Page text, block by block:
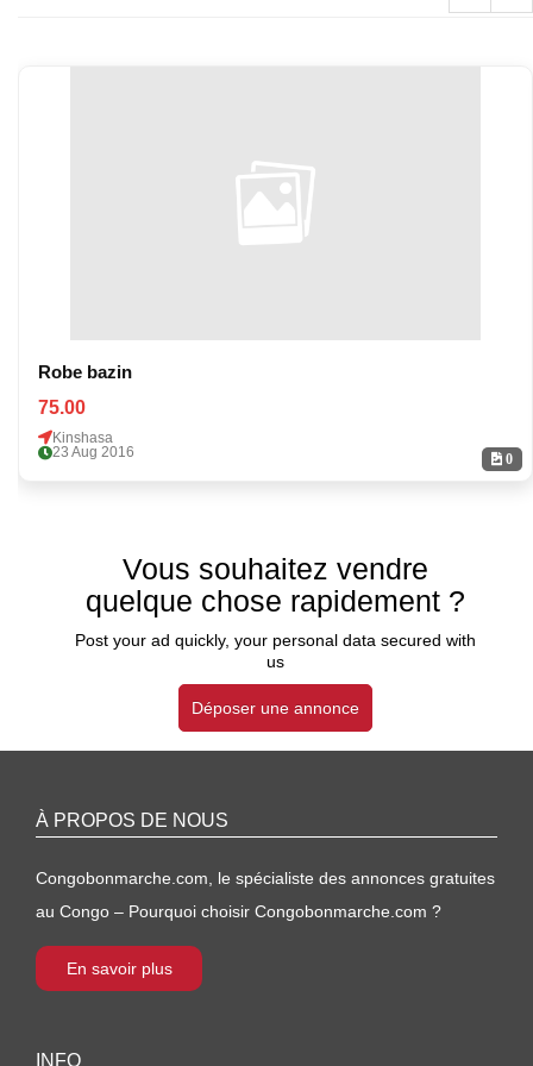
0
Robe bazin
75.00
Kinshasa
23 Aug 2016
Vous souhaitez vendre
quelque chose rapidement ?
Post your ad quickly, your personal data secured with
us
Déposer une annonce
À PROPOS DE NOUS
Congobonmarche.com, le spécialiste des annonces gratuites
au Congo – Pourquoi choisir Congobonmarche.com ?
En savoir plus
INFO